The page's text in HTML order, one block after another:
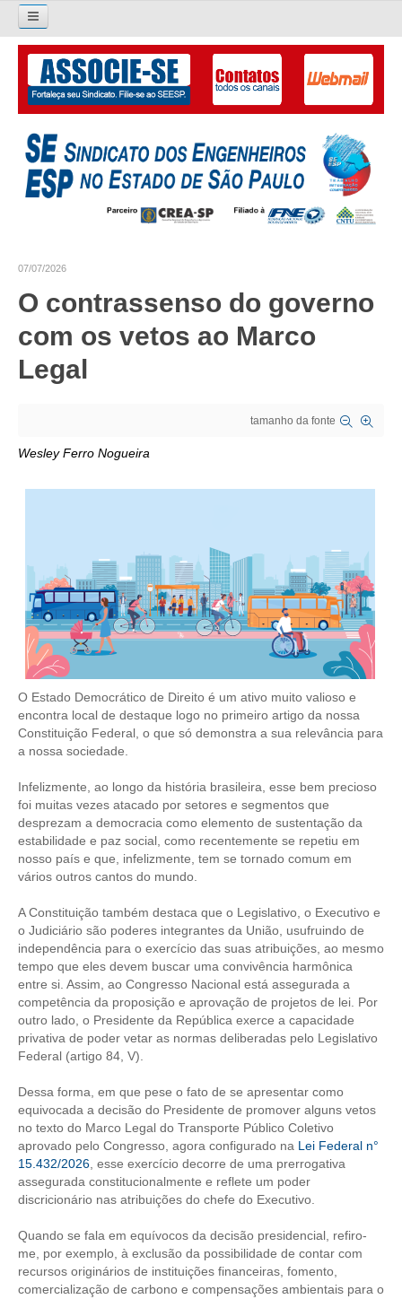
Pesquisar...
O SINDICATO
APRESENTAÇÃO
PALAVRA DO PRESIDENTE
GALERIA EX-PRESIDENTES
CONSELHOS ASSESSORES
PERSONALIDADES DA TECNOLOGIA
NÚCLEO DA MULHER ENGENHEIRA
TRANSPARÊNCIA
JURÍDICO
ACORDOS, CONVENÇÕES E DISSÍDIOS
CONTRIBUIÇÕES
CONTRIBUIÇÃO ASSISTENCIAL
CONTRIBUIÇÃO ASSOCIATIVA OU ANUIDADE DE SÓCIO
CONTRIBUIÇÃO SINDICAL URBANA
REVISÃO DE APOSENTADORIA
FGTS EXPURGOS
FGTS CORREÇÃO
LEGISLAÇÃO
LEI 4.950-A/1966 – PISO SALARIAL
LEI 5.194/1966 – REGULAMENTAÇÃO DA PROFISSÃO
LEI 6.496/1977 – ART
RES 1.002/2002 – CÓDIGO DE ÉTICA
HOMOLOGAÇÕES
07/07/2026
O contrassenso do governo
com os vetos ao Marco
Legal
tamanho da fonte
Wesley Ferro Nogueira
O Estado Democrático de Direito é um ativo muito valioso e
encontra local de destaque logo no primeiro artigo da nossa
Constituição Federal, o que só demonstra a sua relevância para
a nossa sociedade.
Infelizmente, ao longo da história brasileira, esse bem precioso
foi muitas vezes atacado por setores e segmentos que
desprezam a democracia como elemento de sustentação da
estabilidade e paz social, como recentemente se repetiu em
nosso país e que, infelizmente, tem se tornado comum em
vários outros cantos do mundo.
A Constituição também destaca que o Legislativo, o Executivo e
o Judiciário são poderes integrantes da União, usufruindo de
independência para o exercício das suas atribuições, ao mesmo
tempo que eles devem buscar uma convivência harmônica
entre si. Assim, ao Congresso Nacional está assegurada a
competência da proposição e aprovação de projetos de lei. Por
outro lado, o Presidente da República exerce a capacidade
privativa de poder vetar as normas deliberadas pelo Legislativo
Federal (artigo 84, V).
Dessa forma, em que pese o fato de se apresentar como
equivocada a decisão do Presidente de promover alguns vetos
no texto do Marco Legal do Transporte Público Coletivo
aprovado pelo Congresso, agora configurado na Lei Federal n°
15.432/2026, esse exercício decorre de uma prerrogativa
assegurada constitucionalmente e reflete um poder
discricionário nas atribuições do chefe do Executivo.
Quando se fala em equívocos da decisão presidencial, refiro-
me, por exemplo, à exclusão da possibilidade de contar com
recursos originários de instituições financeiras, fomento,
comercialização de carbono e compensações ambientais para o